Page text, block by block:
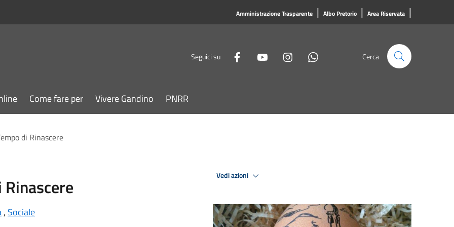
Amministrazione Trasparente | Albo Pretorio | Area Riservata |
Seguici su Cerca
Come fare per Vivere Gandino PNRR
di Rinascere
, Sociale
Vedi azioni